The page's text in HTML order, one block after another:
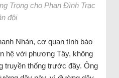
Trọng cho Phan Đình Trạc
đội
Nhàn, cơ quan tình báo
hệ với phương Tây, không
truyền thống trước đây. Ông